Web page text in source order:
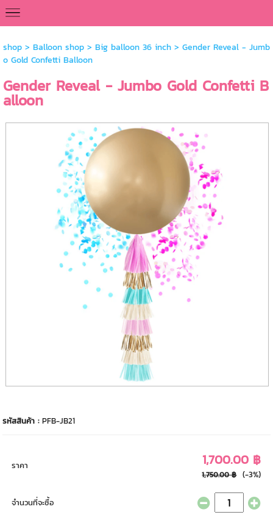
shop> Balloon shop> Big balloon 36 inch> Gender Reveal - Jumb
o Gold Confetti Balloon
Gender Reveal - Jumbo Gold Confetti B
alloon
รหัสสินค้า :PFB-JB21
ราคา 1,700.00 ฿
1,750.00 ฿ (-3%)
จำนวนที่จะซื้อ